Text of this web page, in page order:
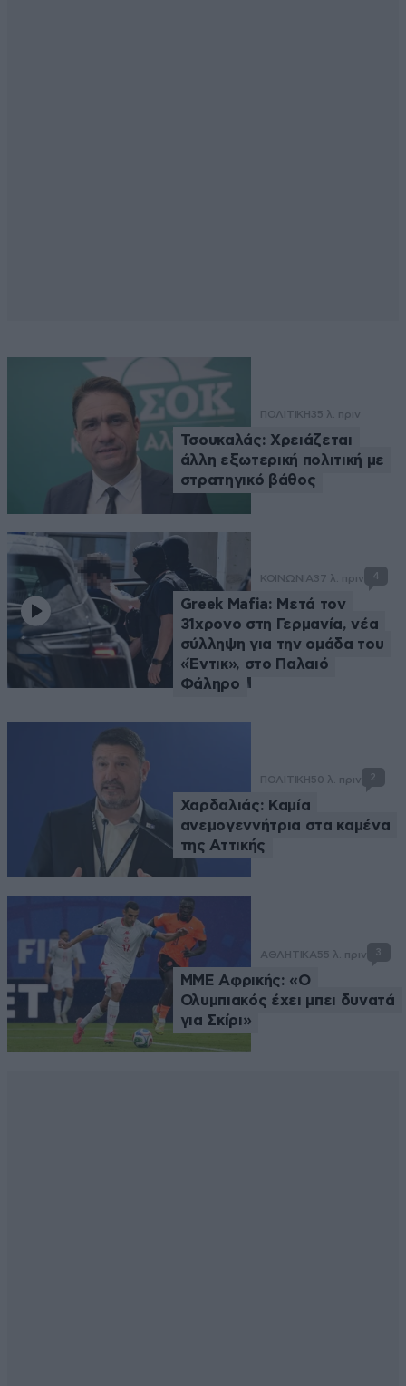
ΠΟΛΙΤΙΚΗ35 λ. πριν
Τσουκαλάς: Xρειάζεται
άλλη εξωτερική πολιτική με
στρατηγικό βάθος
ΚΟΙΝΩΝΙΑ37 λ. πριν 4
Greek Mafia: Μετά τον
31χρονο στη Γερμανία, νέα
σύλληψη για την ομάδα του
«Έντικ», στο Παλαιό
Φάληρο
ΠΟΛΙΤΙΚΗ50 λ. πριν 2
Χαρδαλιάς: Καμία
ανεμογεννήτρια στα καμένα
της Αττικής
ΑΘΛΗΤΙΚΑ55 λ. πριν 3
ΜΜΕ Αφρικής: «Ο
Ολυμπιακός έχει μπει δυνατά
για Σκίρι»